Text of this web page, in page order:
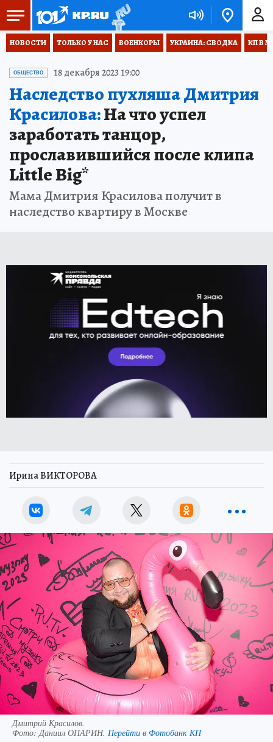
НОВОСТИ ТОЛЬКО У НАС ВОЕНКОРЫ УКРАИНА: СВОДКА КП В
ОБЩЕСТВО 18 декабря 2023 19:00
Наследство пухляша Дмитрия
Красилова:На что успел
заработать танцор,
прославившийся после клипа
Little Big*
Мама Дмитрия Красилова получит в
наследство квартиру в Москве
Ирина ВИКТОРОВА
Дмитрий Красилов.
Фото: Даниил ОПАРИН. Перейти в Фотобанк КП